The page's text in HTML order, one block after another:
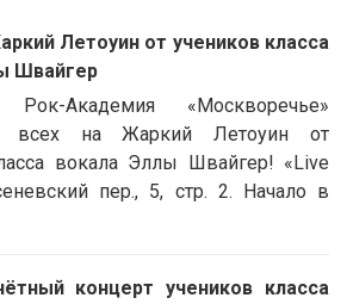
Летоуин от учеников класса
Швайгер
Академия «Москворечье»
всех на Жаркий Летоуин от
вокала Эллы Швайгер! «Live
пер., 5, стр. 2. Начало в
концерт учеников класса